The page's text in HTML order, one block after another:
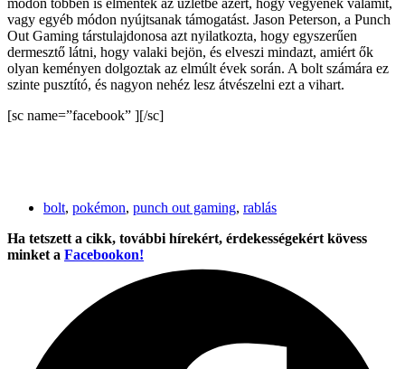
módon többen is elmentek az üzletbe azért, hogy vegyenek valamit,
vagy egyéb módon nyújtsanak támogatást. Jason Peterson, a Punch
Out Gaming társtulajdonosa azt nyilatkozta, hogy egyszerűen
dermesztő látni, hogy valaki bejön, és elveszi mindazt, amiért ők
olyan keményen dolgoztak az elmúlt évek során. A bolt számára ez
szinte pusztító, és nagyon nehéz lesz átvészelni ezt a vihart.
[sc name=”facebook” ][/sc]
bolt, pokémon, punch out gaming, rablás
Ha tetszett a cikk, további hírekért, érdekességekért kövess
minket a Facebookon!